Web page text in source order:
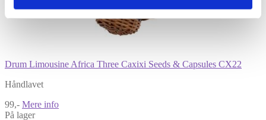
Drum Limousine Africa Three Caxixi Seeds & Capsules CX22
Håndlavet
99,- Mere info
På lager